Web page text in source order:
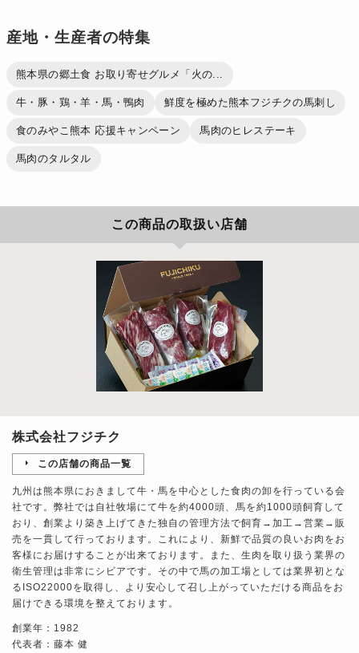
産地・生産者の特集
熊本県の郷土食 お取り寄せグルメ「火の...
牛・豚・鶏・羊・馬・鴨肉 鮮度を極めた熊本フジチクの馬刺し
食のみやこ熊本 応援キャンペーン 馬肉のヒレステーキ
馬肉のタルタル
この商品の取扱い店舗
株式会社フジチク
この店舗の商品一覧
九州は熊本県におきまして牛・馬を中心とした食肉の卸を行っている会
社です。弊社では自社牧場にて牛を約4000頭、馬を約1000頭飼育して
おり、創業より築き上げてきた独自の管理方法で飼育→加工→営業→販
売を一貫して行っております。これにより、新鮮で品質の良いお肉をお
客様にお届けすることが出来ております。また、生肉を取り扱う業界の
衛生管理は非常にシビアです。その中で馬の加工場としては業界初とな
るISO22000を取得し、より安心して召し上がっていただける商品をお
届けできる環境を整えております。
創業年：1982
代表者：藤本 健